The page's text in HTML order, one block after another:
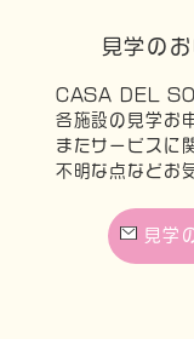
見学の
CASA DEL
各施設の見学お
またサービスに
不明な点などお
見学